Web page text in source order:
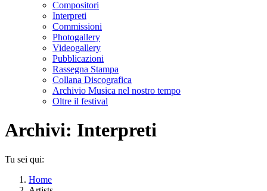
Compositori
Interpreti
Commissioni
Photogallery
Videogallery
Pubblicazioni
Rassegna Stampa
Collana Discografica
Archivio Musica nel nostro tempo
Oltre il festival
Archivi: Interpreti
Tu sei qui:
Home